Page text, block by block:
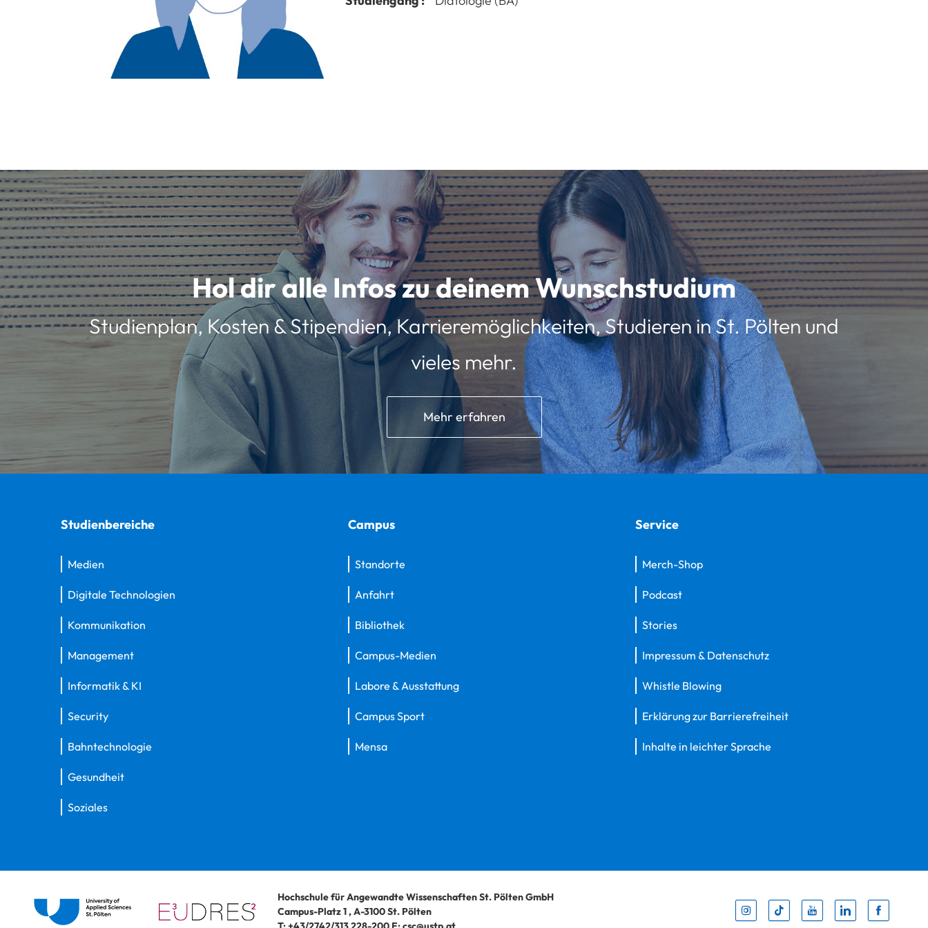
Hol dir alle Infos zu deinem Wunschstudium
Studienplan, Kosten & Stipendien, Karrieremöglichkeiten, Studieren in St. Pölten und
vieles mehr.
Mehr erfahren
Studienbereiche
Medien
Digitale Technologien
Kommunikation
Management
Informatik & KI
Security
Bahntechnologie
Gesundheit
Soziales
Campus
Standorte
Anfahrt
Bibliothek
Campus-Medien
Labore & Ausstattung
Campus Sport
Mensa
Service
Merch-Shop
Podcast
Stories
Impressum & Datenschutz
Whistle Blowing
Erklärung zur Barrierefreiheit
Inhalte in leichter Sprache
Hochschule für Angewandte Wissenschaften St. Pölten GmbH
Campus-Platz 1,A-3100St. Pölten